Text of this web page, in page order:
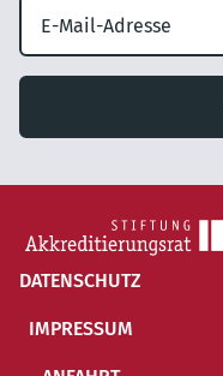
DATENSCHUTZ
IMPRESSUM